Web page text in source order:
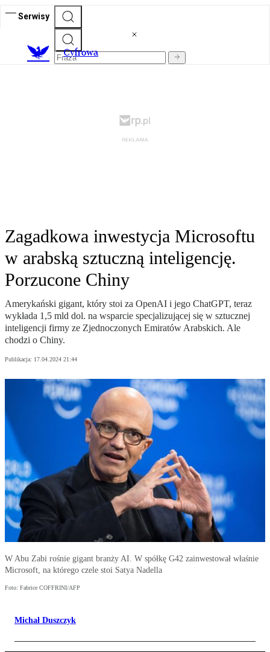
Serwisy
Cyfrowa
Zagadkowa inwestycja Microsoftu
w arabską sztuczną inteligencję.
Porzucone Chiny
Amerykański gigant, który stoi za OpenAI i jego ChatGPT, teraz
wykłada 1,5 mld dol. na wsparcie specjalizującej się w sztucznej
inteligencji firmy ze Zjednoczonych Emiratów Arabskich. Ale
chodzi o Chiny.
Publikacja: 17.04.2024 21:44
W Abu Zabi rośnie gigant branży AI. W spółkę G42 zainwestował właśnie
Microsoft, na którego czele stoi Satya Nadella
Foto: Fabrice COFFRINI/AFP
Michał Duszczyk